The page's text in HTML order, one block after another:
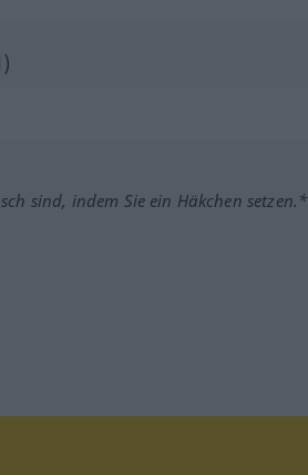
sind, indem Sie ein Häkchen setzen.*